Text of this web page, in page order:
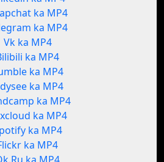
ka MP4
ka MP4
Vk ka MP4
ka MP4
ka MP4
ka MP4
ka MP4
ka MP4
ka MP4
ka MP4